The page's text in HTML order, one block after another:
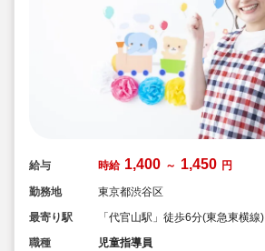
給与 時給 1,400 ～ 1,450 円
勤務地
東京都渋谷区
最寄り駅
「代官山駅」徒歩6分(東急東横線)
職種
児童指導員